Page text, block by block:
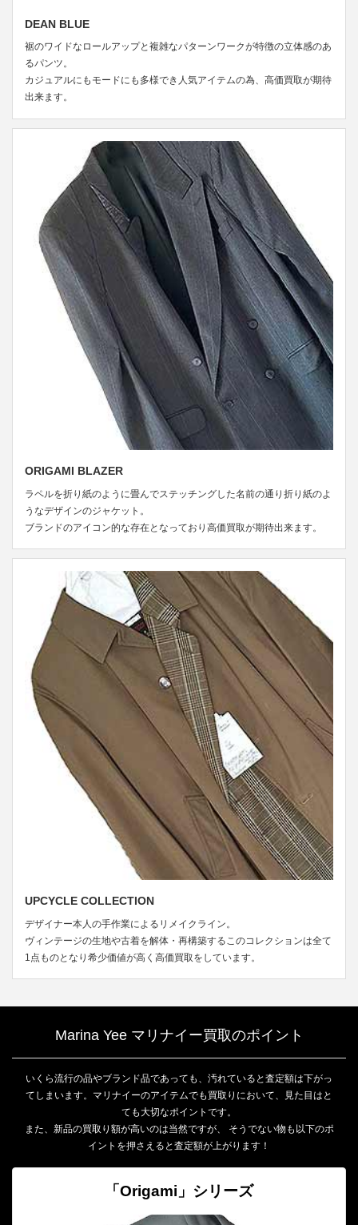
DEAN BLUE
裾のワイドなロールアップと複雑なパターンワークが特徴の立体感のあ
るパンツ。
カジュアルにもモードにも多様でき人気アイテムの為、高価買取が期待
出来ます。
ORIGAMI BLAZER
ラペルを折り紙のように畳んでステッチングした名前の通り折り紙のよ
うなデザインのジャケット。
ブランドのアイコン的な存在となっており高価買取が期待出来ます。
UPCYCLE COLLECTION
デザイナー本人の手作業によるリメイクライン。
ヴィンテージの生地や古着を解体・再構築するこのコレクションは全て
1点ものとなり希少価値が高く高価買取をしています。
Marina Yee マリナイー買取のポイント
いくら流行の品やブランド品であっても、汚れていると査定額は下がっ
てしまいます。マリナイーのアイテムでも買取りにおいて、見た目はと
ても大切なポイントです。
また、新品の買取り額が高いのは当然ですが、 そうでない物も以下のポ
イントを押さえると査定額が上がります！
「Origami」シリーズ